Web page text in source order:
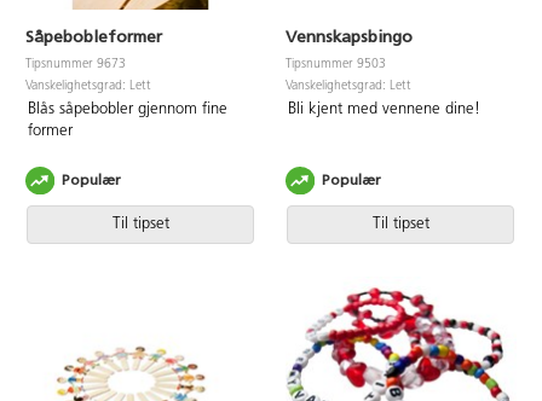
Såpebobleformer
Tipsnummer 9673
Vanskelighetsgrad: Lett
Blås såpebobler gjennom fine
former
Til tipset
Populær
Vennskapsbingo
Tipsnummer 9503
Vanskelighetsgrad: Lett
Bli kjent med vennene dine!
Til tipset
Populær